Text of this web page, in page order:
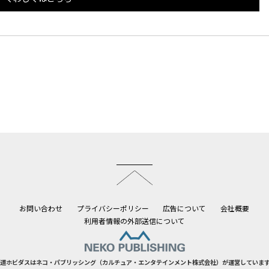
お問い合わせ プライバシーポリシー 広告について
会社概要
利用者情報の外部送信について
ホビダスはネコ・パブリッシング（カルチュア・エンタテインメント株式会社）が運営していま